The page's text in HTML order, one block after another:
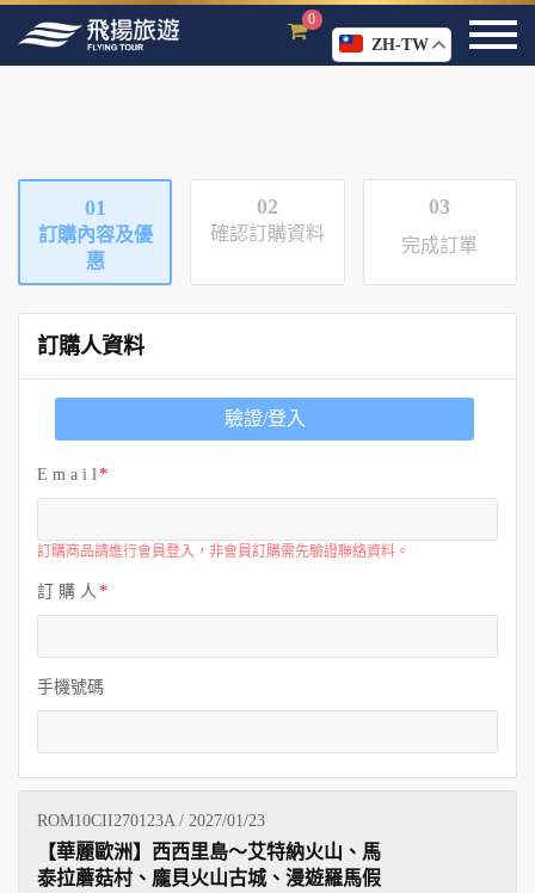
0
ZH-TW
01
訂購內容及優
惠
02
確認訂購資料
03
完成訂單
訂購人資料
E m a i l
訂購商品請進行會員登入，非會員訂購需先驗證聯絡資料。
驗證/登入
訂 購 人
手機號碼
ROM10CII270123A / 2027/01/23
【華麗歐洲】西西里島～艾特納火山、馬
泰拉蘑菇村、龐貝火山古城、漫遊羅馬假